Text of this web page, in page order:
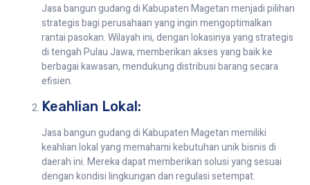
Jasa bangun gudang di Kabupaten Magetan menjadi pilihan
strategis bagi perusahaan yang ingin mengoptimalkan
rantai pasokan. Wilayah ini, dengan lokasinya yang strategis
di tengah Pulau Jawa, memberikan akses yang baik ke
berbagai kawasan, mendukung distribusi barang secara
efisien.
Keahlian Lokal:
Jasa bangun gudang di Kabupaten Magetan memiliki
keahlian lokal yang memahami kebutuhan unik bisnis di
daerah ini. Mereka dapat memberikan solusi yang sesuai
dengan kondisi lingkungan dan regulasi setempat.